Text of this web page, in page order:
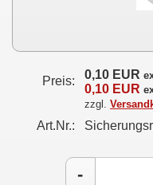
Preis: 0,10 EUR
0,10 EUR
zzgl.
Art.Nr.:
-